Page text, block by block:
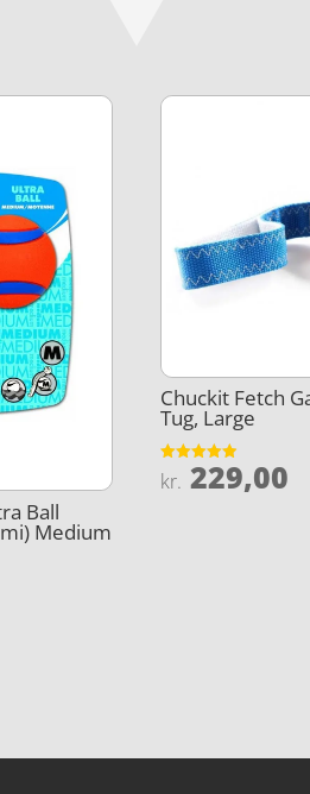
Ball
Medium
Chuckit Fetch
Tug, Large
Vurderet
4.9
kr. 229,00